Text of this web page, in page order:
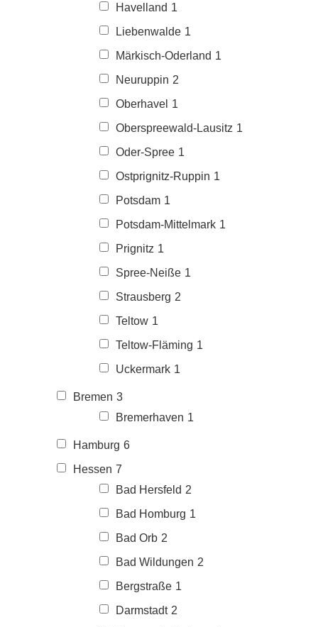
Havelland 1
Liebenwalde 1
Märkisch-Oderland 1
Neuruppin 2
Oberhavel 1
Oberspreewald-Lausitz 1
Oder-Spree 1
Ostprignitz-Ruppin 1
Potsdam 1
Potsdam-Mittelmark 1
Prignitz 1
Spree-Neiße 1
Strausberg 2
Teltow 1
Teltow-Fläming 1
Uckermark 1
Bremen 3
Bremerhaven 1
Hamburg 6
Hessen 7
Bad Hersfeld 2
Bad Homburg 1
Bad Orb 2
Bad Wildungen 2
Bergstraße 1
Darmstadt 2